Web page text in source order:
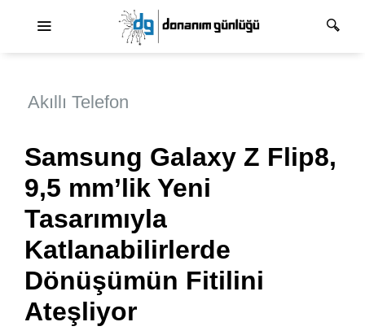
Akıllı Telefon
Samsung Galaxy Z Flip8,
9,5 mm’lik Yeni
Tasarımıyla
Katlanabilirlerde
Dönüşümün Fitilini
Ateşliyor